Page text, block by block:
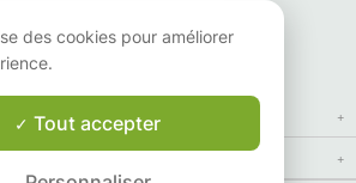
Lisez nos avis
des cookies pour améliorer
Tout accepter